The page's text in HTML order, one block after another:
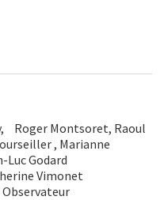
Roger Montsoret, Raoul
, Marianne
Luc Godard
Vimonet